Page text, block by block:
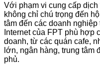
Với phạm vi cung cấp
không chỉ chú trọng đến
tâm đến các doanh
Internet của FPT phù hợp
doanh, từ các quán cafe,
lớn, ngân hàng, trung tâm
phủ.